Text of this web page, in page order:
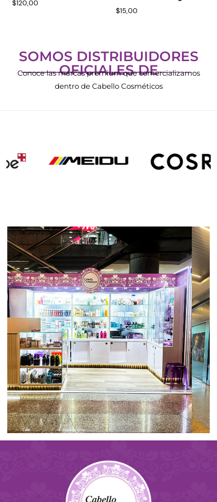
$15,00
SOMOS DISTRIBUIDORES
OFICIALES DE
Conoce las marcas premium que comercializamos
dentro de Cabello Cosméticos